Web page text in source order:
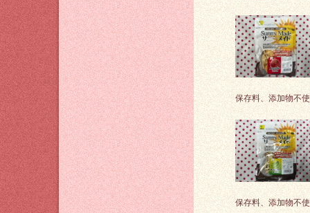
保存料、添加物不
保存料、添加物不